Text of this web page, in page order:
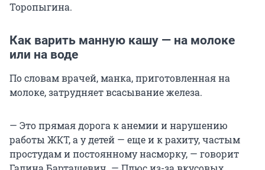
Торопыгина.
Как варить манную кашу — на молоке
или на воде
По словам врачей, манка, приготовленная на
молоке, затрудняет всасывание железа.
— Это прямая дорога к анемии и нарушению
работы ЖКТ, а у детей — еще и к рахиту, частым
простудам и постоянному насморку, — говорит